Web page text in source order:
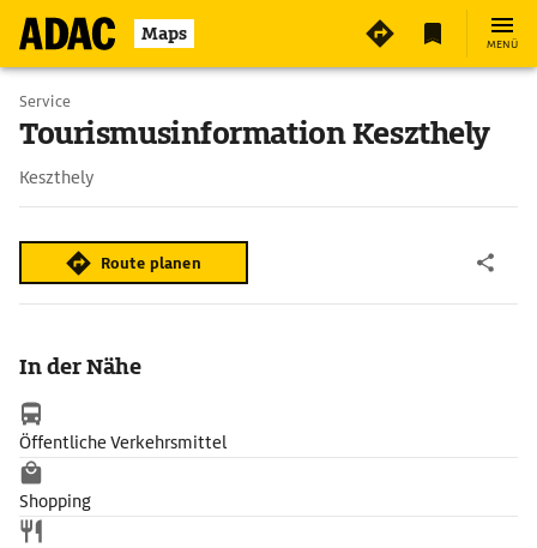
Maps MENÜ
Service
Tourismusinformation Keszthely
Keszthely
Route planen
In der Nähe
Öffentliche Verkehrsmittel
Shopping